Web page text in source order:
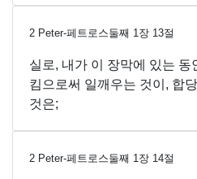
2 Peter-페트로스둘째 1장 13절
실로, 내가 이 장막에 있는 동
킴으로써 일깨우는 것이, 합
것은;
2 Peter-페트로스둘째 1장 14절